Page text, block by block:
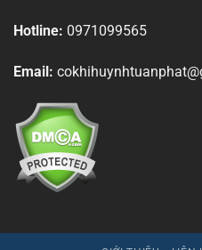
Hotline: 0971099565
Email: